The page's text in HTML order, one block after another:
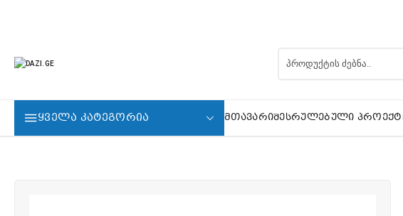
ᲧᲕᲔᲚᲐ ᲙᲐᲢᲔᲒᲝᲠᲘᲐ ᲛᲗᲐᲕᲐᲠᲘᲨᲔᲡᲠᲣᲚᲔᲑᲣᲚᲘ